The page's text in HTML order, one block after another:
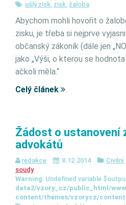
ušlý zisk, zisk, žaloba
Abychom mohli hovořit o
zisku, je třeba si nejprve
občanský zákoník (dále jen
jako „Výši, o kterou se
ačkoli měla.“
Celý článek
Žádost o ustanovení
advokátů
redakce 8.12.2014
soudy
Warning: Undefined variable
data2/vzory_cz/public_html/
content/themes/vzorycz/